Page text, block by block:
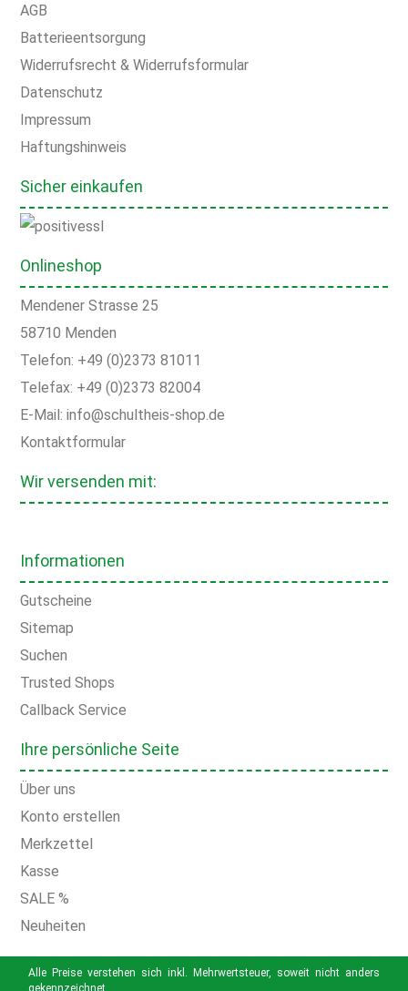
AGB
Batterieentsorgung
Widerrufsrecht & Widerrufsformular
Datenschutz
Impressum
Haftungshinweis
Sicher einkaufen
Onlineshop
Mendener Strasse 25
58710 Menden
Telefon: +49 (0)2373 81011
Telefax: +49 (0)2373 82004
E-Mail: info@schultheis-shop.de
Kontaktformular
Wir versenden mit:
Informationen
Gutscheine
Sitemap
Suchen
Trusted Shops
Callback Service
Ihre persönliche Seite
Über uns
Konto erstellen
Merkzettel
Kasse
SALE %
Neuheiten
Alle Preise verstehen sich inkl. Mehrwertsteuer, soweit nicht anders